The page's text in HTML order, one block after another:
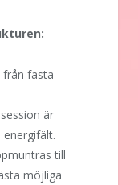
från fasta
är
energifält.
till
möjliga